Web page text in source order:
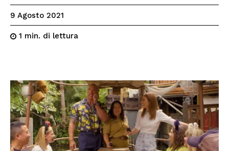
9 Agosto 2021
1 min. di lettura